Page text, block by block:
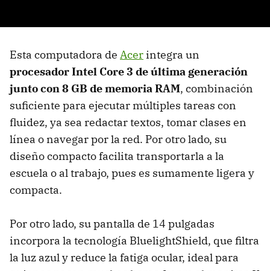
Esta computadora de Acer integra un
procesador Intel Core 3 de última generación
junto con 8 GB de memoria RAM, combinación
suficiente para ejecutar múltiples tareas con
fluidez, ya sea redactar textos, tomar clases en
línea o navegar por la red. Por otro lado, su
diseño compacto facilita transportarla a la
escuela o al trabajo, pues es sumamente ligera y
compacta.
Por otro lado, su pantalla de 14 pulgadas
incorpora la tecnología BluelightShield, que filtra
la luz azul y reduce la fatiga ocular, ideal para